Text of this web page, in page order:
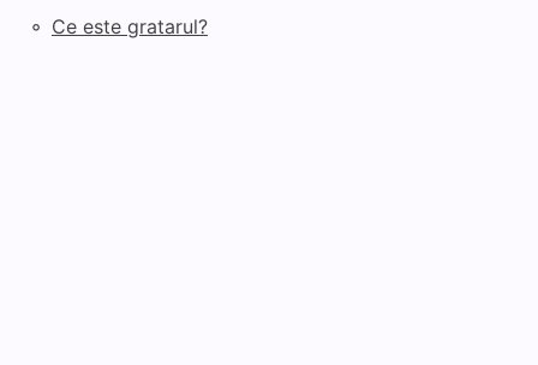
◦ Ce este gratarul?